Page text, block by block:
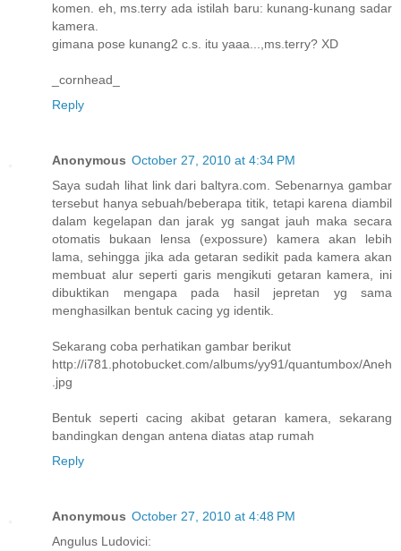
komen. eh, ms.terry ada istilah baru: kunang-kunang sadar
kamera.
gimana pose kunang2 c.s. itu yaaa...,ms.terry? XD
_cornhead_
Reply
Anonymous October 27, 2010 at 4:34 PM
Saya sudah lihat link dari baltyra.com. Sebenarnya gambar
tersebut hanya sebuah/beberapa titik, tetapi karena diambil
dalam kegelapan dan jarak yg sangat jauh maka secara
otomatis bukaan lensa (expossure) kamera akan lebih
lama, sehingga jika ada getaran sedikit pada kamera akan
membuat alur seperti garis mengikuti getaran kamera, ini
dibuktikan mengapa pada hasil jepretan yg sama
menghasilkan bentuk cacing yg identik.
Sekarang coba perhatikan gambar berikut
http://i781.photobucket.com/albums/yy91/quantumbox/Aneh
.jpg
Bentuk seperti cacing akibat getaran kamera, sekarang
bandingkan dengan antena diatas atap rumah
Reply
Anonymous October 27, 2010 at 4:48 PM
Angulus Ludovici: